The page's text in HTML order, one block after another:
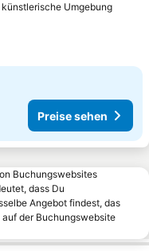
künstlerische Umgebung
Preise sehen
Buchungswebsites
dass Du
Angebot findest, das
der Buchungswebsite